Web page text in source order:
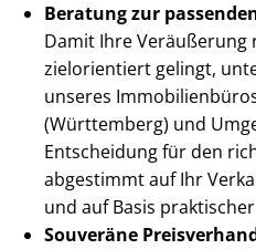
Beratung zur
Damit Ihre Veräußerung
zielorientiert gelingt,
unseres
(Württemberg) und
Entscheidung für den
abgestimmt auf Ihr
und auf Basis
Souveräne